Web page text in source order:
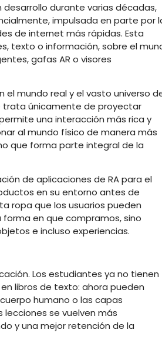
desarrollo durante varias décadas,
impulsada en parte por
de internet más rápidas. Esta
texto o información, sobre el
gafas AR o visores
el mundo real y el vasto universo
trata únicamente de proyectar
una interacción más rica y
al mundo físico de manera más
que forma parte integral de la
de aplicaciones de RA para el
en su entorno antes de
ropa que los usuarios pueden
en que compramos, sino
e incluso experiencias.
Los estudiantes ya no tienen
libros de texto: ahora pueden
humano o las capas
lecciones se vuelven más
y una mejor retención de la